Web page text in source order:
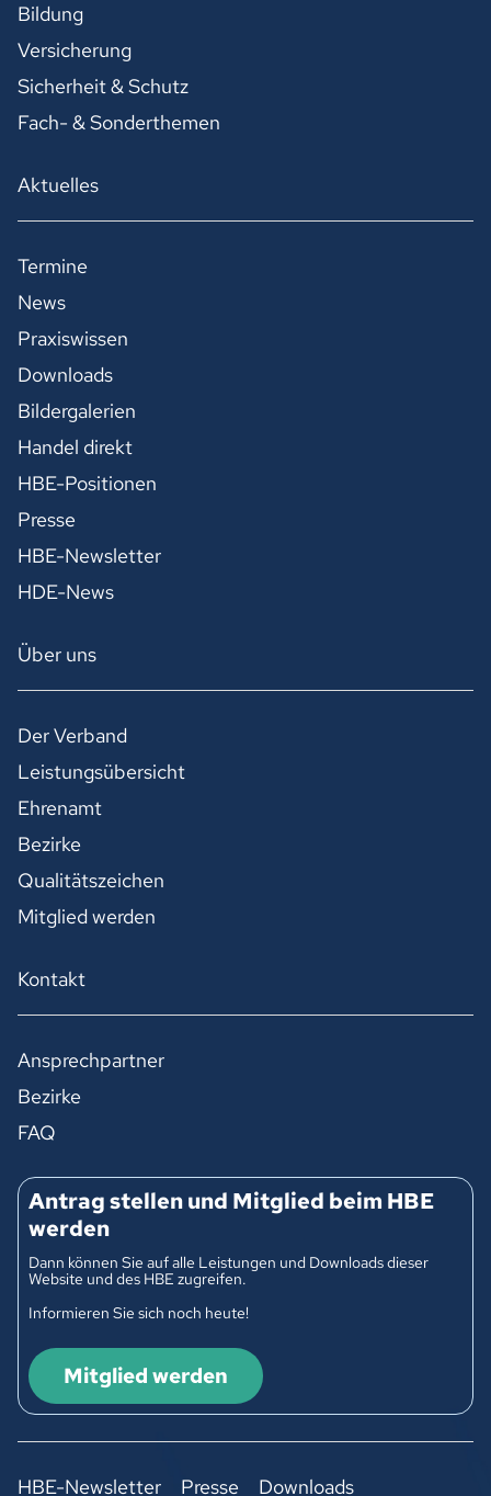
Bildung
Versicherung
Sicherheit & Schutz
Fach- & Sonderthemen
Aktuelles
Termine
News
Praxiswissen
Downloads
Bildergalerien
Handel direkt
HBE-Positionen
Presse
HBE-Newsletter
HDE-News
Über uns
Der Verband
Leistungsübersicht
Ehrenamt
Bezirke
Qualitätszeichen
Mitglied werden
Kontakt
Ansprechpartner
Bezirke
FAQ
Antrag stellen und Mitglied beim HBE
werden
Dann können Sie auf alle Leistungen und Downloads dieser
Website und des HBE zugreifen.
Informieren Sie sich noch heute!
Mitglied werden
HBE-Newsletter Presse Downloads